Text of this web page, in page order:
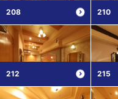
208 210
212 215